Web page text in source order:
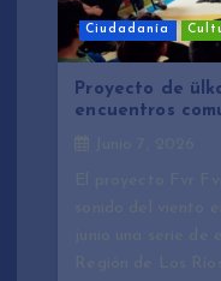
Ciudadanía
Proyecto de
encuentros